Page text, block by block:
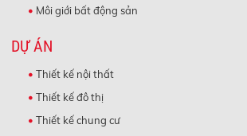
Môi giới bất động sản
DỰ ÁN
Thiết kế nội thất
Thiết kế đô thị
Thiết kế chung cư